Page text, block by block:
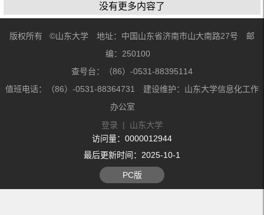
没有更多内容了
版权所有 ©山东大学 地址：中国山东省济南市山大南路27号 邮
编：250100
查号台：（86）-0531-88395114
值班电话：（86）-0531-88364731 建设维护：山东大学信息化工作
办公室
登录 | 山东大学
访问量： 0000012944
最后更新时间： 2025-10-1
PC版